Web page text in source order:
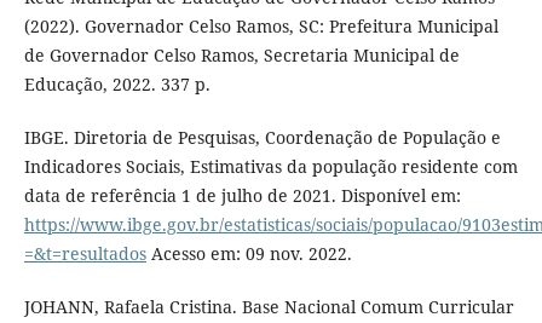
(2022). Governador Celso Ramos, SC: Prefeitura Municipal
de Governador Celso Ramos, Secretaria Municipal de
Educação, 2022. 337 p.
IBGE. Diretoria de Pesquisas, Coordenação de População e
Indicadores Sociais, Estimativas da população residente com
data de referência 1 de julho de 2021. Disponível em:
https://www.ibge.gov.br/estatisticas/sociais/populacao/
=&t=resultadosAcesso em: 09 nov. 2022.
JOHANN, Rafaela Cristina. Base Nacional Comum Curricular